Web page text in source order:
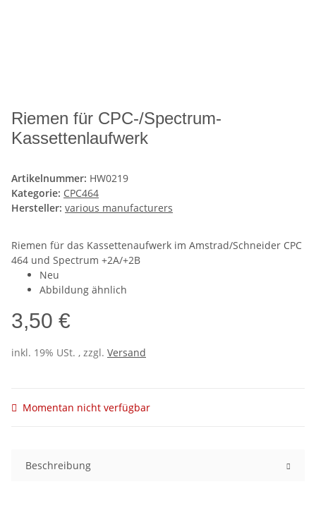
Riemen für CPC-/Spectrum-
Kassettenlaufwerk
Artikelnummer: HW0219
Kategorie: CPC464
Hersteller: various manufacturers
Riemen für das Kassettenaufwerk im Amstrad/Schneider CPC
464 und Spectrum +2A/+2B
Neu
Abbildung ähnlich
3,50 €
inkl. 19% USt. , zzgl. Versand
Momentan nicht verfügbar
Beschreibung